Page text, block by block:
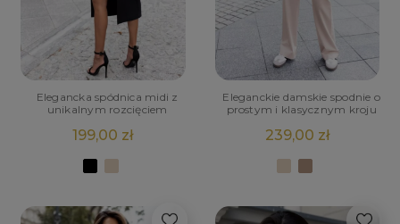
Elegancka spódnica midi z
unikalnym rozcięciem
199,00 zł
Eleganckie damskie spodnie o
prostym i klasycznym kroju
239,00 zł